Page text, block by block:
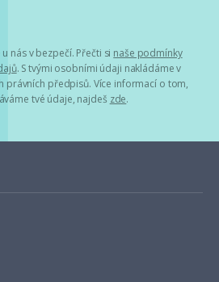
nás v bezpečí. Přečti si naše podmínky
. S tvými osobními údaji nakládáme v
právních předpisů. Více informací o tom,
tvé údaje, najdeš zde.